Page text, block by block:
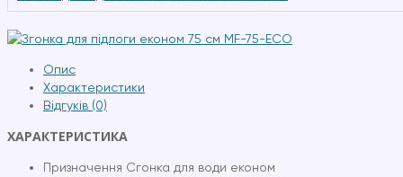
Опис
Характеристики
Відгуків (0)
ХАРАКТЕРИСТИКА
Призначення Сгонка для води економ